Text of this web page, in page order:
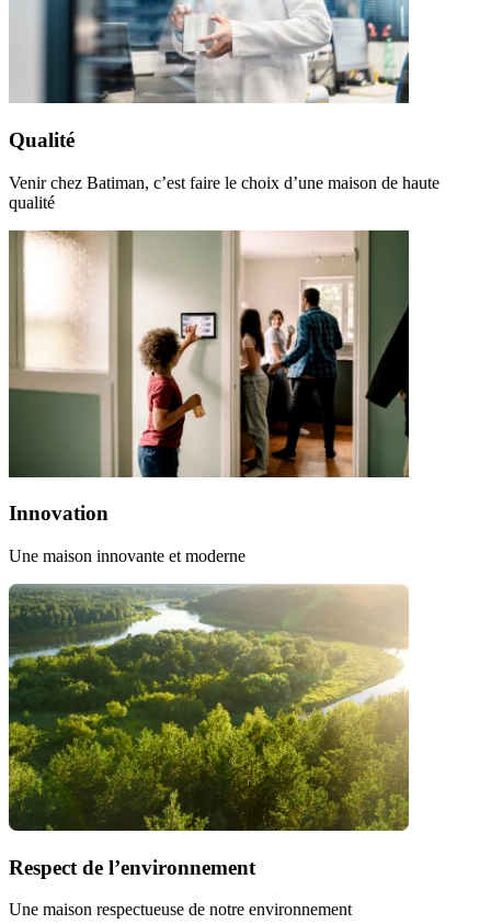
Qualité
Venir chez Batiman, c’est faire le choix d’une maison de haute
qualité
Innovation
Une maison innovante et moderne
Respect de l’environnement
Une maison respectueuse de notre environnement